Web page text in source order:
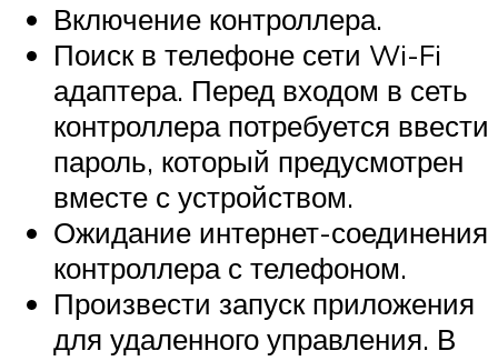
Включение контроллера.
Поиск в телефоне сети Wi-Fi
адаптера. Перед входом в сеть
контроллера потребуется ввести
пароль, который предусмотрен
вместе с устройством.
Ожидание интернет-соединения
контроллера с телефоном.
Произвести запуск приложения
для удаленного управления. В